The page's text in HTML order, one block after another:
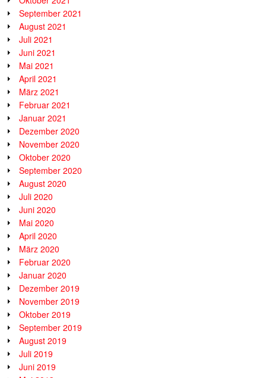
September 2021
August 2021
Juli 2021
Juni 2021
Mai 2021
April 2021
März 2021
Februar 2021
Januar 2021
Dezember 2020
November 2020
Oktober 2020
September 2020
August 2020
Juli 2020
Juni 2020
Mai 2020
April 2020
März 2020
Februar 2020
Januar 2020
Dezember 2019
November 2019
Oktober 2019
September 2019
August 2019
Juli 2019
Juni 2019